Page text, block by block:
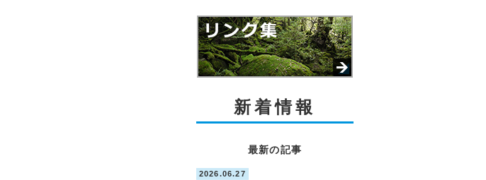
新着情報
最新の記事
2026.06.27